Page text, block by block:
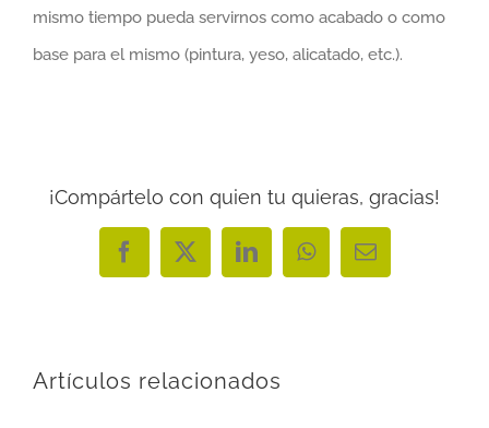
mismo tiempo pueda servirnos como acabado o como
base para el mismo (pintura, yeso, alicatado, etc.).
¡Compártelo con quien tu quieras, gracias!
Facebook
X LinkedInWhatsAppCorreo
electrónico
Artículos relacionados